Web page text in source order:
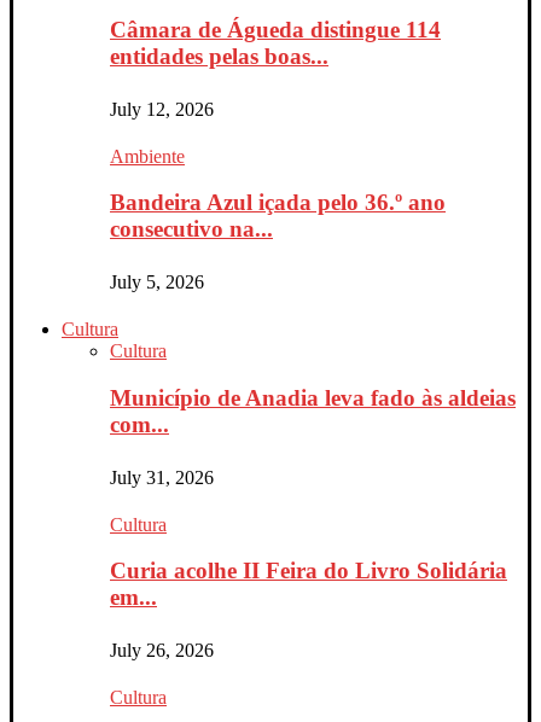
Câmara de Águeda distingue 114
entidades pelas boas...
July 12, 2026
Ambiente
Bandeira Azul içada pelo 36.º ano
consecutivo na...
July 5, 2026
Cultura
Cultura
Município de Anadia leva fado às aldeias
com...
July 31, 2026
Cultura
Curia acolhe II Feira do Livro Solidária
em...
July 26, 2026
Cultura